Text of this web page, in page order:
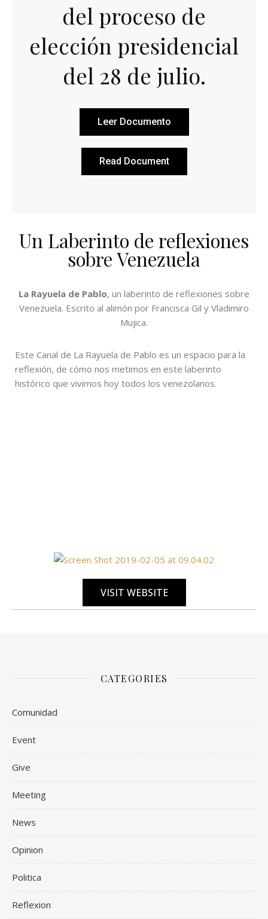
del proceso de
elección presidencial
del 28 de julio.
Leer Documento
Read Document
Un Laberinto de reflexiones
sobre Venezuela
La Rayuela de Pablo, un laberinto de reflexiones sobre
Venezuela. Escrito al alimón por Francisca Gil y Vladimiro
Mujica.
Este Canal de La Rayuela de Pablo es un espacio para la
reflexión, de cómo nos metimos en este laberinto
histórico que vivimos hoy todos los venezolanos.
VISIT WEBSITE
CATEGORIES
Comunidad
Event
Give
Meeting
News
Opinion
Politica
Reflexion